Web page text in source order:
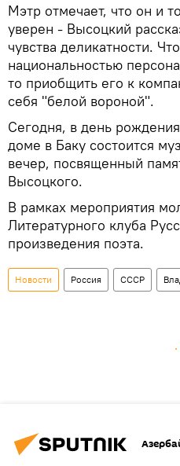
Мэтр отмечает, что он и
уверен - Высоцкий
чувства деликатности.
национальностью
то приобщить его к
себя "белой вороной".
Сегодня, в день
доме в Баку состоится
вечер, посвященный
Высоцкого.
В рамках мероприятия
Литературного клуба
произведения поэта.
Новости Россия СССР